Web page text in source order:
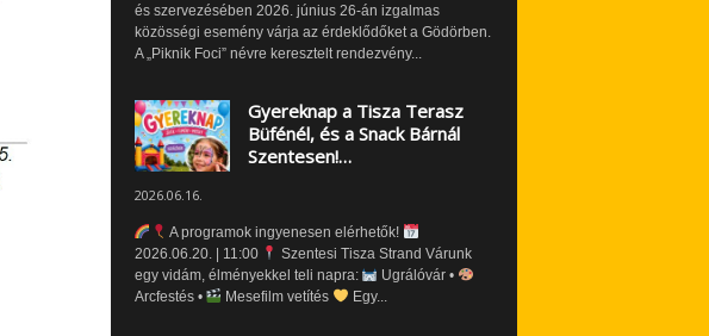
és szervezésében 2026. június 26-án izgalmas
közösségi esemény várja az érdeklődőket a Gödörben.
A „Piknik Foci” névre keresztelt rendezvény...
Gyereknap a Tisza Terasz
Büfénél, és a Snack Bárnál
Szentesen!…
2026.06.16.
A programok ingyenesen elérhetők!
2026.06.20. | 11:00
Szentesi Tisza Strand Várunk
egy vidám, élményekkel teli napra:
Ugrálóvár •
Arcfestés •
Mesefilm vetítés Egy...